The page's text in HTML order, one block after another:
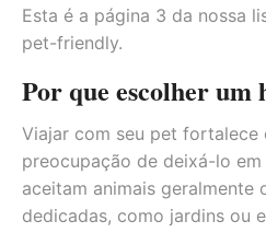
Esta é a página 3 da nossa
pet-friendly.
Por que escolher
Viajar com seu pet fortalece
preocupação de deixá-lo
aceitam animais geralmente
dedicadas, como jardins ou